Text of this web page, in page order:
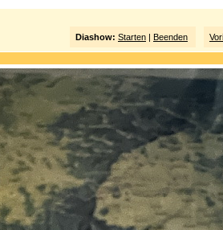
Diashow: Starten | Beenden